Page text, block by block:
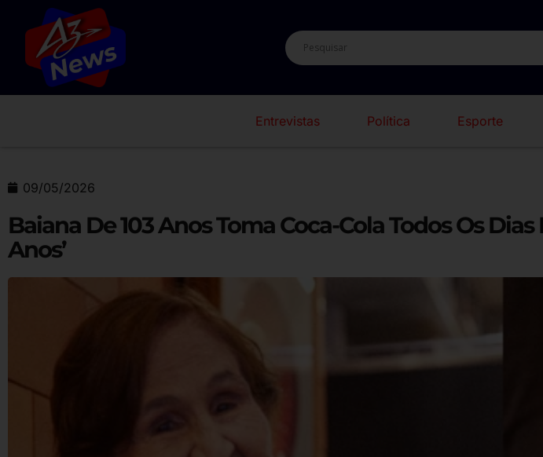
Entrevistas Política Esporte
09/05/2026
Baiana De 103 Anos Toma Coca-Cola Todos Os
Anos’